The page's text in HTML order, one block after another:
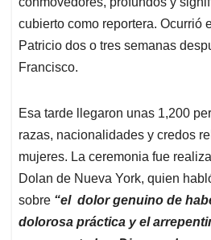
cubierto como reportera. Ocurrió
Patricio dos o tres semanas
Francisco.
Esa tarde llegaron unas 1,200
razas, nacionalidades y credos
mujeres. La ceremonia fue
Dolan de Nueva York, quien
sobre “el dolor genuino de
dolorosa práctica y el